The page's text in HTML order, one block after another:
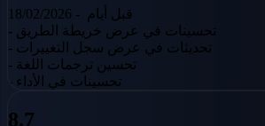
18/02/2026 - قبل أيام
- تحسينات في عرض خريطة الطريق
- تحديثات في عرض سجل التغييرات
- تحسين ترجمات اللغة
- تحسينات في الأداء
8.7